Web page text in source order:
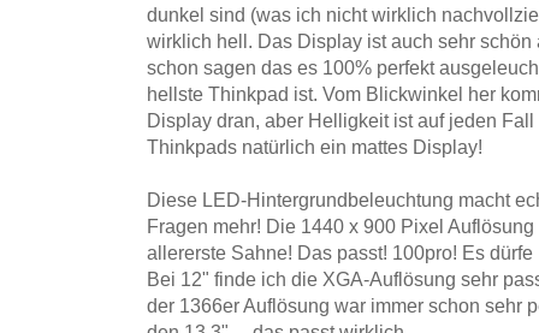
dunkel sind (was ich nicht wirklich
wirklich hell. Das Display ist auch sehr
schon sagen das es 100% perfekt
hellste Thinkpad ist. Vom Blickwinkel her
Display dran, aber Helligkeit ist auf jeden
Thinkpads natürlich ein mattes Display!
Diese LED-Hintergrundbeleuchtung macht
Fragen mehr! Die 1440 x 900 Pixel
allererste Sahne! Das passt! 100pro! Es
Bei 12" finde ich die XGA-Auflösung sehr
der 1366er Auflösung war immer schon sehr